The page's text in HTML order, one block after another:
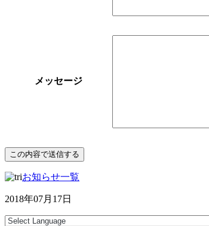
メッセージ
お知らせ一覧
2018年07月17日